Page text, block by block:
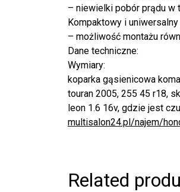
– niewielki pobór prądu w
Kompaktowy i uniwersalny
– możliwość montażu
Dane techniczne:
Wymiary:
koparka gąsienicowa
touran 2005, 255 45 r18,
leon 1.6 16v, gdzie jest
multisalon24.pl/najem/
Related